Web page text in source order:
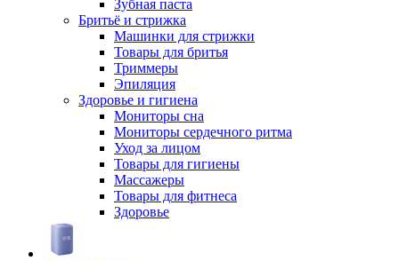
Зубная паста
Бритьё и стрижка
Машинки для стрижки
Товары для бритья
Триммеры
Эпиляция
Здоровье и гигиена
Мониторы сна
Мониторы сердечного ритма
Уход за лицом
Товары для гигиены
Массажеры
Товары для фитнеса
Здоровье